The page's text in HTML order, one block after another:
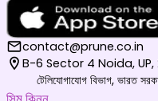
contact@prune.co.in
B-6 Sector 4 Noida, UP,
টেলিযোগাযোগ বিভাগ,